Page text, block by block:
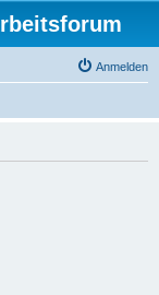
Anmelden